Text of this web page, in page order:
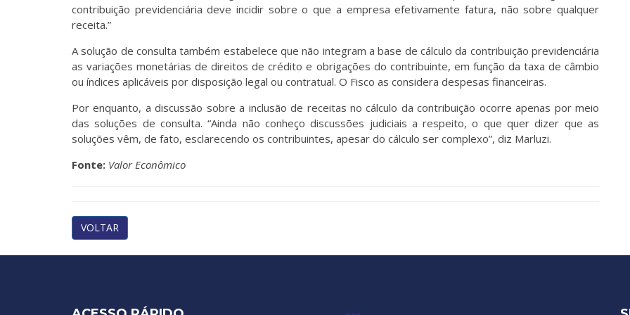
contribuição previdenciária deve incidir sobre o que a empresa efetivamente fatura, não sobre qualquer
receita.”
A solução de consulta também estabelece que não integram a base de cálculo da contribuição previdenciária
as variações monetárias de direitos de crédito e obrigações do contribuinte, em função da taxa de câmbio
ou índices aplicáveis por disposição legal ou contratual. O Fisco as considera despesas financeiras.
Por enquanto, a discussão sobre a inclusão de receitas no cálculo da contribuição ocorre apenas por meio
das soluções de consulta. “Ainda não conheço discussões judiciais a respeito, o que quer dizer que as
soluções vêm, de fato, esclarecendo os contribuintes, apesar do cálculo ser complexo”, diz Marluzi.
Fonte: Valor Econômico
VOLTAR